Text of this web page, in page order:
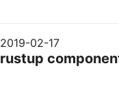
2019-02-17
rustup